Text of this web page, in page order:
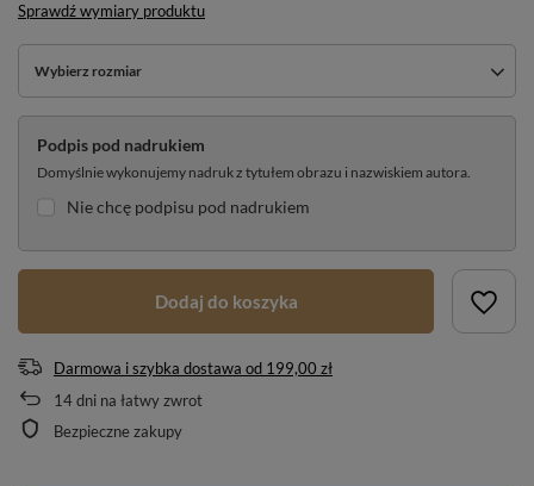
Sprawdź wymiary produktu
Wybierz rozmiar
Podpis pod nadrukiem
Domyślnie wykonujemy nadruk z tytułem obrazu i nazwiskiem autora.
Nie chcę podpisu pod nadrukiem
Dodaj do koszyka
Darmowa i szybka dostawa od 199,00 zł
14dni na łatwy zwrot
Bezpieczne zakupy